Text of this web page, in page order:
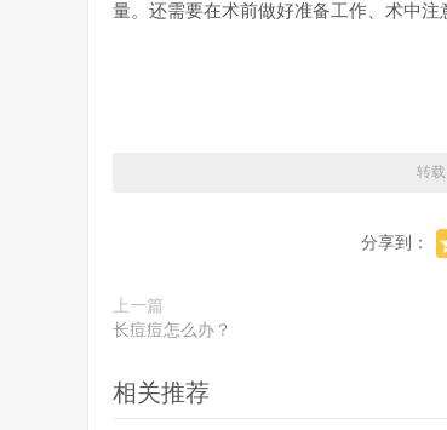
量。还需要在术前做好准备工作、术中注
转载
分享到：
上一篇
长痘痘怎么办？
相关推荐